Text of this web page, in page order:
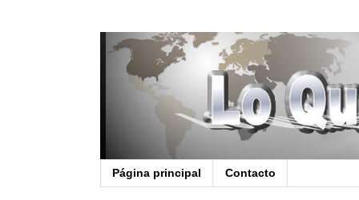
Página principal Contacto